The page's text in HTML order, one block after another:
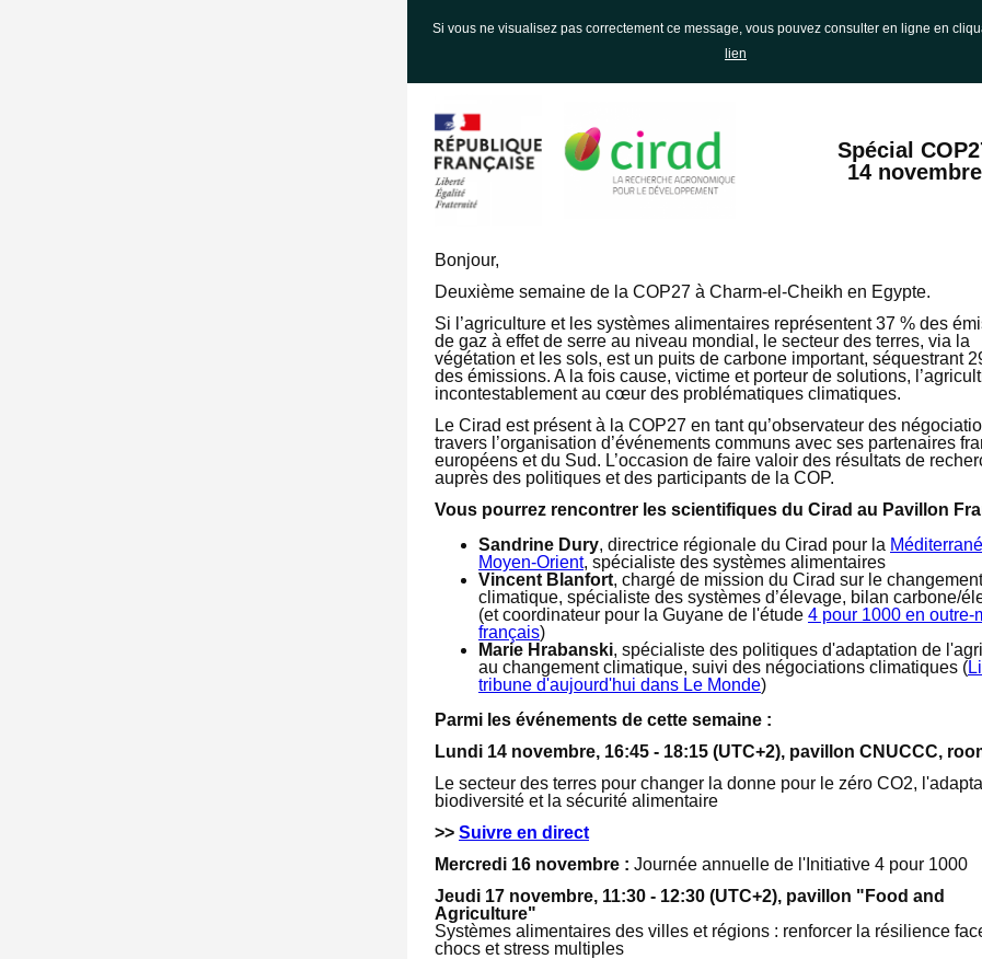
Si vous ne visualisez pas correctement ce message, vous pouvez consulter en ligne en
lien
Spécial
14
Bonjour,
Deuxième semaine de la COP27 à Charm-el-Cheikh en Egypte.
Si l’agriculture et les systèmes alimentaires représentent 37 % des
de gaz à effet de serre au niveau mondial, le secteur des terres, via la
végétation et les sols, est un puits de carbone important, séquestrant
des émissions. A la fois cause, victime et porteur de solutions,
incontestablement au cœur des problématiques climatiques.
Le Cirad est présent à la COP27 en tant qu’observateur des
travers l’organisation d’événements communs avec ses partenaires
européens et du Sud. L’occasion de faire valoir des résultats de
auprès des politiques et des participants de la COP.
Vous pourrez rencontrer les scientifiques du Cirad au Pavillon
Sandrine Dury, directrice régionale du Cirad pour la
Moyen-Orient, spécialiste des systèmes alimentaires
Vincent Blanfort, chargé de mission du Cirad sur le changement
climatique, spécialiste des systèmes d’élevage, bilan carbone/
(et coordinateur pour la Guyane de l'étude 4 pour 1000 en outre-
français)
Marie Hrabanski, spécialiste des politiques d'adaptation de
au changement climatique, suivi des négociations climatiques (
tribune d'aujourd'hui dans Le Monde)
Parmi les événements de cette semaine :
Lundi 14 novembre, 16:45 - 18:15 (UTC+2), pavillon CNUCCC,
Le secteur des terres pour changer la donne pour le zéro CO2,
biodiversité et la sécurité alimentaire
>> Suivre en direct
Mercredi 16 novembre : Journée annuelle de l'Initiative 4 pour 1000
Jeudi 17 novembre, 11:30 - 12:30 (UTC+2), pavillon "Food and
Agriculture"
Systèmes alimentaires des villes et régions : renforcer la résilience
chocs et stress multiples